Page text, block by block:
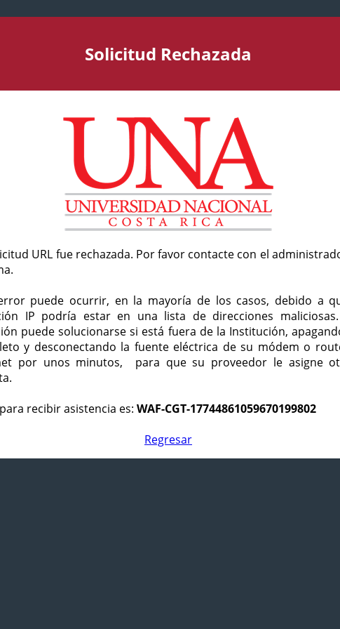
Solicitud Rechazada
URL fue rechazada. Por favor contacte con el
puede ocurrir, en la mayoría de los casos, debido a
IP podría estar en una lista de direcciones
puede solucionarse si está fuera de la Institución,
y desconectando la fuente eléctrica de su módem o
por unos minutos, para que su proveedor le asigne
recibir asistencia es: WAF-CGT-17744861059670199802
Regresar